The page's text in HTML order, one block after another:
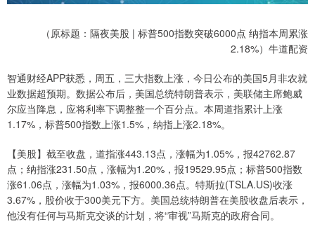
（原标题：隔夜美股 | 标普500指数突破6000点 纳指本周累涨
2.18%）牛道配资
智通财经APP获悉，周五，三大指数上涨，今日公布的美国5月非农就
业数据超预期。数据公布后，美国总统特朗普表示，美联储主席鲍威
尔应当降息，应将利率下调整整一个百分点。本周道指累计上涨
1.17%，标普500指数上涨1.5%，纳指上涨2.18%。
【美股】截至收盘，道指涨443.13点，涨幅为1.05%，报42762.87
点；纳指涨231.50点，涨幅为1.20%，报19529.95点；标普500指数
涨61.06点，涨幅为1.03%，报6000.36点。特斯拉(TSLA.US)收涨
3.67%，股价收于300美元下方。美国总统特朗普在美股收盘后表示，
他没有任何与马斯克交谈的计划，将“审视”马斯克的政府合同。